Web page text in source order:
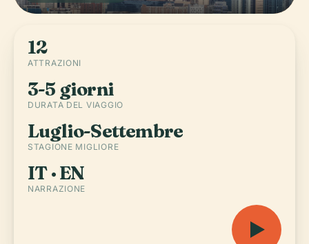
12
ATTRAZIONI
3-5 giorni
DURATA DEL VIAGGIO
Luglio-Settembre
STAGIONE MIGLIORE
IT · EN
NARRAZIONE